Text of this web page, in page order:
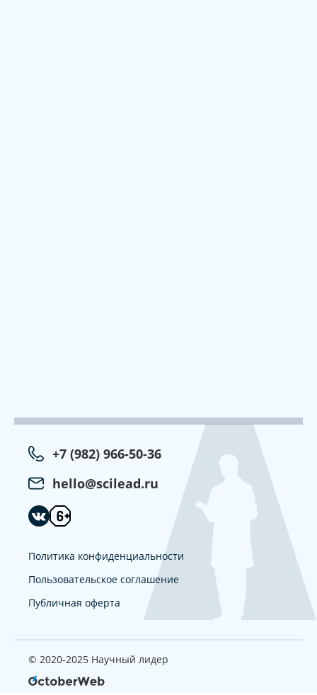
+7 (982) 966-50-36
hello@scilead.ru
Политика конфиденциальности
Пользовательское соглашение
Публичная оферта
© 2020-2025 Научный лидер